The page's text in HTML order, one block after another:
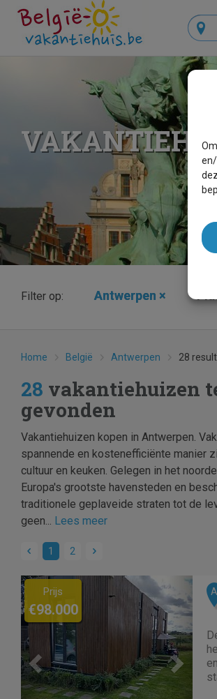
Filter op: Antwerpen ×
Home België Antwerpen 28
28 vakantiehuizen
gevonden
Vakantiehuizen kopen in Antwerpen.
spannende en kostenefficiënte manier
cultuur en keuken. Gelegen in het
Europa's grootste havensteden en
traditionele geplaveide straten tot de
geen... Lees meer
1 2
Previous Next
Prijs
€98.000
A